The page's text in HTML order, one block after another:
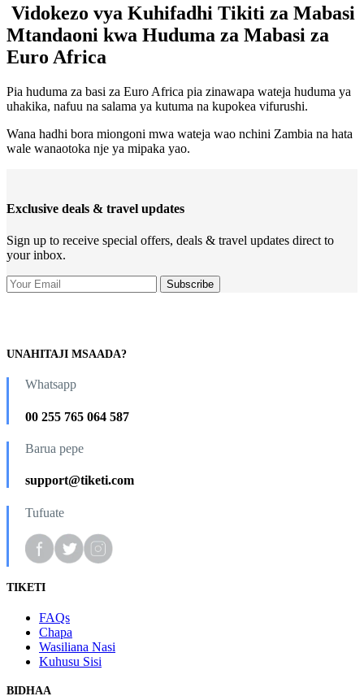
Vidokezo vya Kuhifadhi Tikiti za Mabasi
Mtandaoni kwa Huduma za Mabasi za
Euro Africa
Pia huduma za basi za Euro Africa pia zinawapa wateja huduma ya
uhakika, nafuu na salama ya kutuma na kupokea vifurushi.
Wana hadhi bora miongoni mwa wateja wao nchini Zambia na hata
wale wanaotoka nje ya mipaka yao.
Exclusive deals & travel updates
Sign up to receive special offers, deals & travel updates direct to
your inbox.
UNAHITAJI MSAADA?
Whatsapp
00 255 765 064 587
Barua pepe
support@tiketi.com
Tufuate
TIKETI
FAQs
Chapa
Wasiliana Nasi
Kuhusu Sisi
BIDHAA